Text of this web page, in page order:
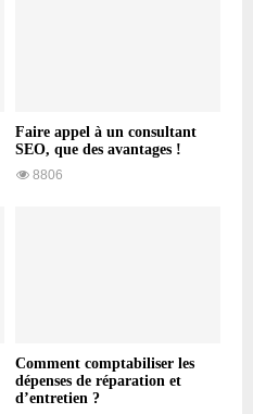
Faire appel à un consultant
SEO, que des avantages !
8806
Comment comptabiliser les
dépenses de réparation et
d’entretien ?